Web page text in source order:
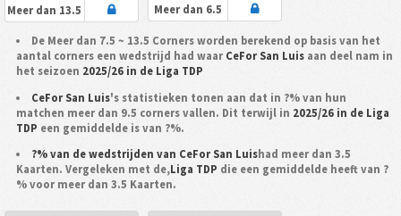
Meer dan 13.5
Meer dan 6.5
De Meer dan 7.5 ~ 13.5 Corners worden berekend op basis van het
aantal corners een wedstrijd had waar CeFor San Luisaan deel nam in
het seizoen 2025/26 in de Liga TDP
CeFor San Luis's statistieken tonen aan dat in ?% van hun
matchen meer dan 9.5 corners vallen. Dit terwijl in 2025/26 in de Liga
TDP een gemiddelde is van ?%.
?% van de wedstrijden van CeFor San Luis had meer dan 3.5
Kaarten. Vergeleken met de,Liga TDP die een gemiddelde heeft van ?
% voor meer dan 3.5 Kaarten.